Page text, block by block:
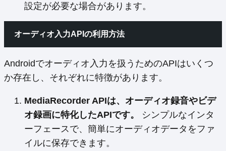
設定が必要な場合があります。
オーディオ入力APIの利用方法
Androidでオーディオ入力を扱うためのAPIはいくつ
か存在し、それぞれに特徴があります。
MediaRecorder APIは、オーディオ録音やビデ
オ録画に特化したAPIです。
シンプルなインタ
ーフェースで、簡単にオーディオデータをファ
イルに保存できます。